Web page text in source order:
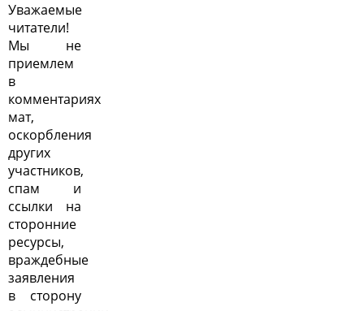
Уважаемые
читатели!
Мы не
приемлем
в
комментариях
мат,
оскорбления
других
участников,
спам и
ссылки на
сторонние
ресурсы,
враждебные
заявления
в сторону